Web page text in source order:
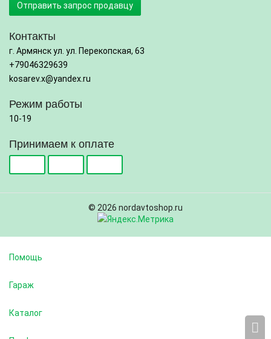
Отправить запрос продавцу
Контакты
г. Армянск ул. ул. Перекопская, 63
+79046329639
kosarev.x@yandex.ru
Режим работы
10-19
Принимаем к оплате
© 2026 nordavtoshop.ru
Помощь
Гараж
Каталог